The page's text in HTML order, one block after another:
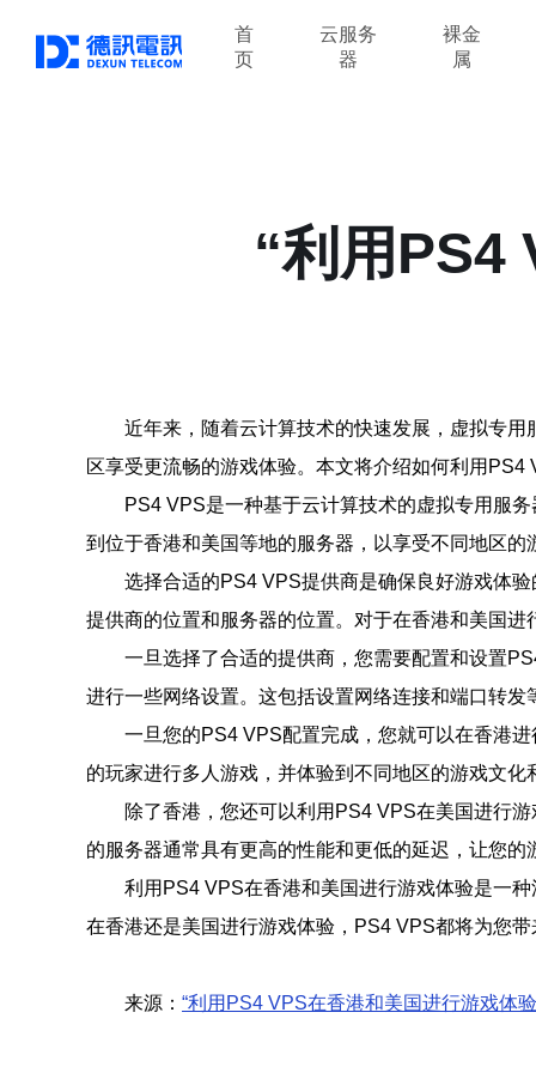
首
页
云服务
器
裸金
属
“利用PS4
近年来，随着云计算技术的快速发展，虚拟专
区享受更流畅的游戏体验。本文将介绍如何利用
PS4 VPS是一种基于云计算技术的虚拟专用服
到位于香港和美国等地的服务器，以享受不同地区的
选择合适的PS4 VPS提供商是确保良好游戏体
提供商的位置和服务器的位置。对于在香港和美国
一旦选择了合适的提供商，您需要配置和设置
进行一些网络设置。这包括设置网络连接和端口转
一旦您的PS4 VPS配置完成，您就可以在香港
的玩家进行多人游戏，并体验到不同地区的游戏文化
除了香港，您还可以利用PS4 VPS在美国进行
的服务器通常具有更高的性能和更低的延迟，让您的
利用PS4 VPS在香港和美国进行游戏体验是一
在香港还是美国进行游戏体验，PS4 VPS都将为您
来源： “利用PS4 VPS在香港和美国进行游戏体验